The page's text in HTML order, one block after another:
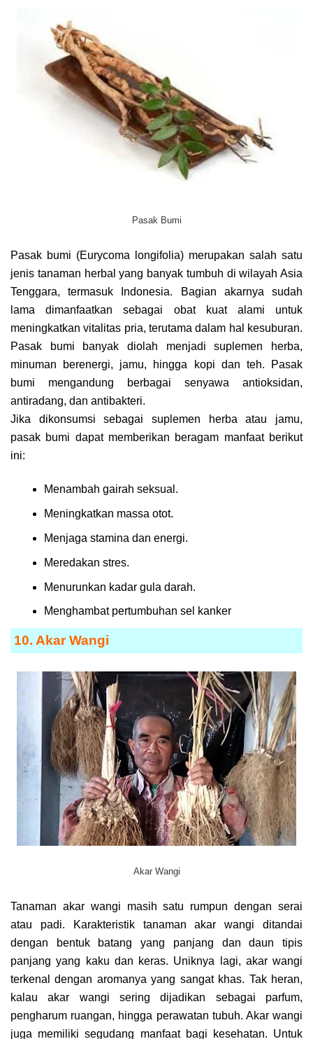
Pasak Bumi
Pasak bumi (Eurycoma longifolia) merupakan salah satu
jenis tanaman herbal yang banyak tumbuh di wilayah Asia
Tenggara, termasuk Indonesia. Bagian akarnya sudah
lama dimanfaatkan sebagai obat kuat alami untuk
meningkatkan vitalitas pria, terutama dalam hal kesuburan.
Pasak bumi banyak diolah menjadi suplemen herba,
minuman berenergi, jamu, hingga kopi dan teh. Pasak
bumi mengandung berbagai senyawa antioksidan,
antiradang, dan antibakteri.
Jika dikonsumsi sebagai suplemen herba atau jamu,
pasak bumi dapat memberikan beragam manfaat berikut
ini:
Menambah gairah seksual.
Meningkatkan massa otot.
Menjaga stamina dan energi.
Meredakan stres.
Menurunkan kadar gula darah.
Menghambat pertumbuhan sel kanker
10. Akar Wangi
Akar Wangi
Tanaman akar wangi masih satu rumpun dengan serai
atau padi. Karakteristik tanaman akar wangi ditandai
dengan bentuk batang yang panjang dan daun tipis
panjang yang kaku dan keras. Uniknya lagi, akar wangi
terkenal dengan aromanya yang sangat khas. Tak heran,
kalau akar wangi sering dijadikan sebagai parfum,
pengharum ruangan, hingga perawatan tubuh. Akar wangi
juga memiliki segudang manfaat bagi kesehatan. Untuk